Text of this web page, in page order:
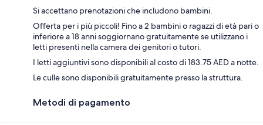
Si accettano prenotazioni che includono bambini.
Offerta per i più piccoli! Fino a 2 bambini o ragazzi di età pari o
inferiore a 18 anni soggiornano gratuitamente se utilizzano i
letti presenti nella camera dei genitori o tutori.
I letti aggiuntivi sono disponibili al costo di 183.75 AED a notte.
Le culle sono disponibili gratuitamente presso la struttura.
Metodi di pagamento